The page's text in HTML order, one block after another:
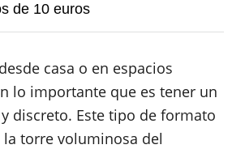
de 10 euros
casa o en espacios
lo importante que es tener un
discreto. Este tipo de formato
torre voluminosa del